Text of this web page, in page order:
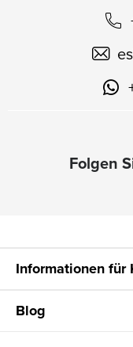
Informationen für
Blog